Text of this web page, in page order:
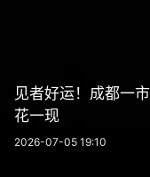
见者好运！成都一
花一现
2026-07-05 19:10